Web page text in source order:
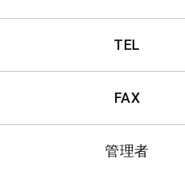
TEL
FAX
管理者